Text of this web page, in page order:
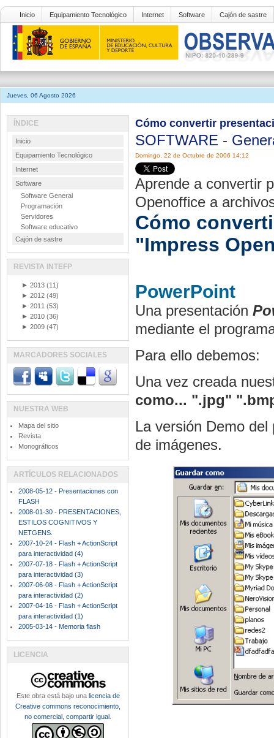
Inicio Equipamiento Tecnológico Internet Software Cajón de sastre
Jueves, 06 Agosto 2026
Cómo convertir
SOFTWARE -
Domingo, 22 de Octubre de 2006 14:12
Aprende a convertir
Openoffice a
Cómo
"Impress
PowerPoint
Una presentación
mediante el
Para ello debemos:
Una vez creada
como... ".jpg"
La versión Demo
de imágenes.
ÍNDICE
Inicio
Equipamiento Tecnológico
Internet
Software
Software General
Programación
Servidores
Software educativo
Cajón de sastre
REVISTA INTEFP
► 2013 (11)
► 2012 (49)
► 2011 (53)
► 2010 (36)
► 2009 (47)
MARCADORES SOCIALES
NUESTRA WEB
Mapa del sitio
Revista
Monográficos
ARTÍCULOS RELACIONADOS
2008-05-12 - Presentaciones con
FLASH
2008-01-30 - PRESENTACIONES,
ESTILOS COGNITIVOS Y
NETGENS.
2007-10-24 - Flash + ActionScript
para interactividad (4)
2007-07-18 - Flash + ActionScript
para interactividad (3)
2007-06-08 - Flash + ActionScript
para interactividad (2)
2007-04-16 - Flash + ActionScript
para interactividad (1)
2005-03-14 - Memoria flash
LICENCIA
Este obra está bajo una licencia de
Creative commons reconocimiento,
no comercial, compartir igual